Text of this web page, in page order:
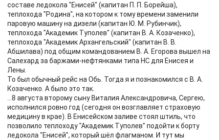
составе ледокола "Енисей" (капитан П. П. Борейша),
теплохода "Родина", на котором к тому времени заменили
паровую машину на дизели (капитан Ю. М. Рубинчик),
теплохода "Академик Туполев" (капитан В. А. Козаченко),
теплохода "Академик Архангельский" (капитан В. В.
Абшилава) под общим командованием В. А. Егорова вышел на
Салехард за баржами-нефтянками типа НС для Енисея и
Лены.
То был обычный рейс на Обь. Тогда я и познакомился с В. А.
Козаченко. А было это так.
...8 августа второму сыну Виталия Александровича, Сергею,
исполнился ровно год (сегодня он возглавляет страховую
медицину в крае). В Енисейском заливе стоял штиль, что
позволило теплоходу "Академик Туполев" подойти к борту
ледокола "Енисей", который шёл флагманом. И тут мы